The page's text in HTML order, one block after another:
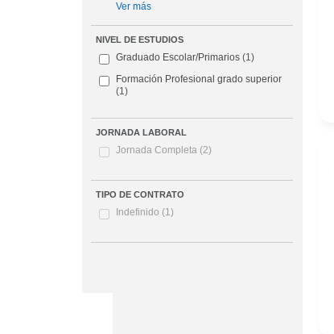
Ver más
NIVEL DE ESTUDIOS
Graduado Escolar/Primarios (1)
Formación Profesional grado superior
(1)
JORNADA LABORAL
Jornada Completa (2)
TIPO DE CONTRATO
Indefinido (1)